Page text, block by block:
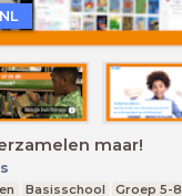
maar!
Basisschool Groep 5-8